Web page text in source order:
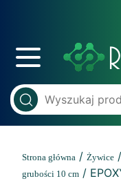
Strona główna / Żywice /
grubości 10 cm /